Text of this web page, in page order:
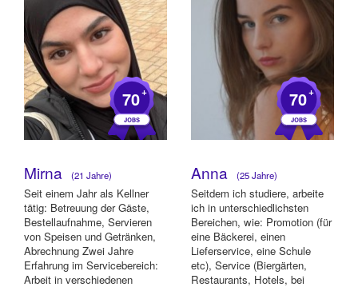
70+
Mirna (21 Jahre)
Seit einem Jahr als Kellner
tätig: Betreuung der Gäste,
Bestellaufnahme, Servieren
von Speisen und Getränken,
Abrechnung Zwei Jahre
Erfahrung im Servicebereich:
Arbeit in verschiedenen
70+
Anna (25 Jahre)
Seitdem ich studiere, arbeite
ich in unterschiedlichsten
Bereichen, wie: Promotion (für
eine Bäckerei, einen
Lieferservice, eine Schule
etc), Service (Biergärten,
Restaurants, Hotels, bei